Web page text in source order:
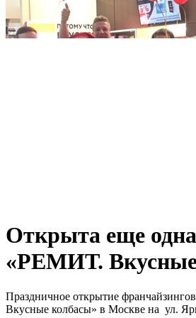
Открыта еще
«РЕМИТ.
Праздничное открытие
Вкусные колбасы» в Москве на ул.